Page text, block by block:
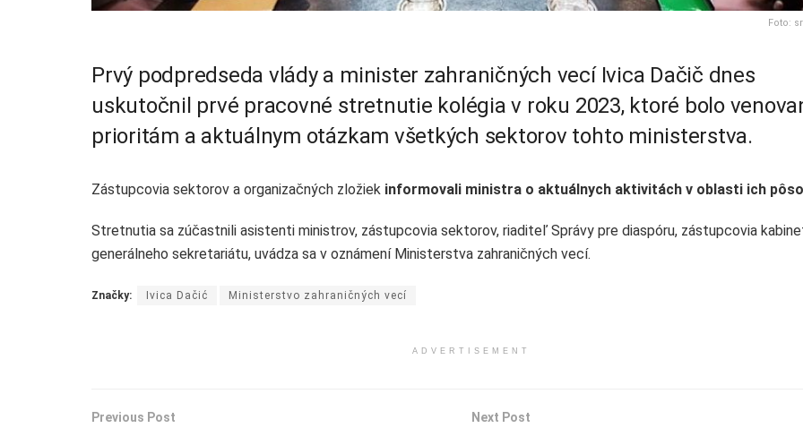
Foto:
Prvý podpredseda vlády a minister zahraničných vecí Ivica Dačič dnes
uskutočnil prvé pracovné stretnutie kolégia v roku 2023, ktoré bolo
prioritám a aktuálnym otázkam všetkých sektorov tohto ministerstva.
Zástupcovia sektorov a organizačných zložiek informovali ministra o aktuálnych aktivitách v oblasti ich
Stretnutia sa zúčastnili asistenti ministrov, zástupcovia sektorov, riaditeľ Správy pre diaspóru, zástupcovia
generálneho sekretariátu, uvádza sa v oznámení Ministerstva zahraničných vecí.
Značky: Ivica Dačić Ministerstvo zahraničných vecí
ADVERTISEMENT
Previous Post Next Post